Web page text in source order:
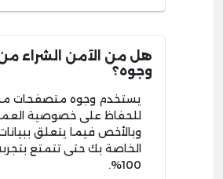
هل من الآمن الشراء
وجوه؟
يستخدم وجوه متصفحات
للحفاظ على خصوصية
وبالأخص فيما يتعلق
الخاصة بك حتى تتمتع
100%.